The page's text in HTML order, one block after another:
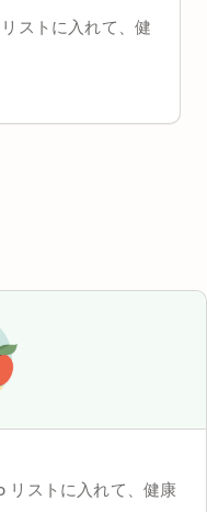
ストに入れて、健
リストに入れて、健康